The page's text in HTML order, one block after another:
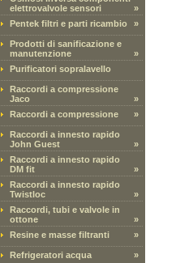
elettrovalvole sensori
»
Pentek filtri e parti ricambio
»
Prodotti di sanificazione e
manutenzione
»
Purificatori sopralavello
Raccordi a compressione
Jaco
»
Raccordi a compressione
»
Raccordi a innesto rapido
John Guest
»
Raccordi a innesto rapido
DM fit
»
Raccordi a innesto rapido
Twistloc
»
Raccordi, tubi e valvole in
ottone
»
Resine e masse filtranti
»
Refrigeratori acqua »